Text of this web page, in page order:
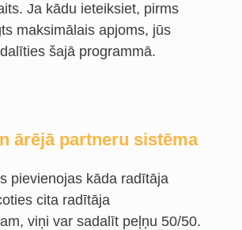
Ja kādu ieteiksiet, pirms
maksimālais apjoms, jūs
šajā programmā.
ārējā partneru sistēma
pievienojas kāda radītāja
cita radītāja
viņi var sadalīt peļņu 50/50.